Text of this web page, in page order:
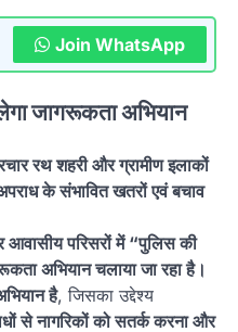
Join WhatsApp
जागरूकता अभियान
रथ शहरी और ग्रामीण इलाकों
के संभावित खतरों एवं बचाव
परिसरों में “पुलिस की
अभियान चलाया जा रहा है।
है, जिसका उद्देश्य
से नागरिकों को सतर्क करना और